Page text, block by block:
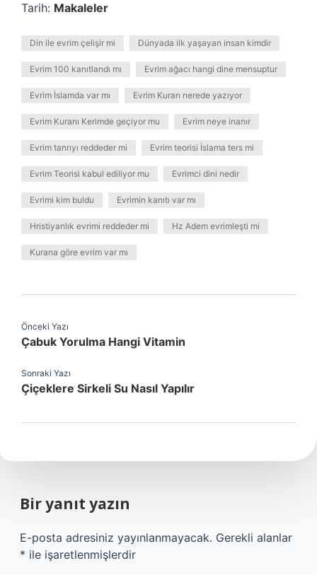
Tarih: Makaleler
Din ile evrim çelişir mi Dünyada ilk yaşayan insan kimdir
Evrim 100 kanıtlandı mı Evrim ağacı hangi dine mensuptur
Evrim İslamda var mı Evrim Kuran nerede yazıyor
Evrim Kuranı Kerimde geçiyor mu Evrim neye inanır
Evrim tanrıyı reddeder mi Evrim teorisi İslama ters mi
Evrim Teorisi kabul ediliyor mu Evrimci dini nedir
Evrimi kim buldu Evrimin kanıtı var mı
Hristiyanlık evrimi reddeder mi Hz Adem evrimleşti mi
Kurana göre evrim var mı
Önceki Yazı
Çabuk Yorulma Hangi Vitamin
Sonraki Yazı
Çiçeklere Sirkeli Su Nasıl Yapılır
Bir yanıt yazın
E-posta adresiniz yayınlanmayacak. Gerekli alanlar
* ile işaretlenmişlerdir